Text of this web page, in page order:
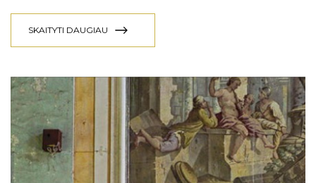
SKAITYTI DAUGIAU